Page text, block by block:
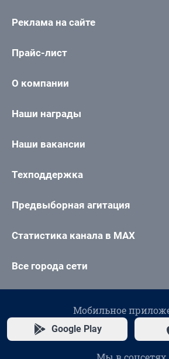
Реклама на сайте
Прайс-лист
О компании
Наши награды
Наши вакансии
Техподдержка
Предвыборная агитация
Статистика канала в MAX
Все города сети
Мобильное
Google Play